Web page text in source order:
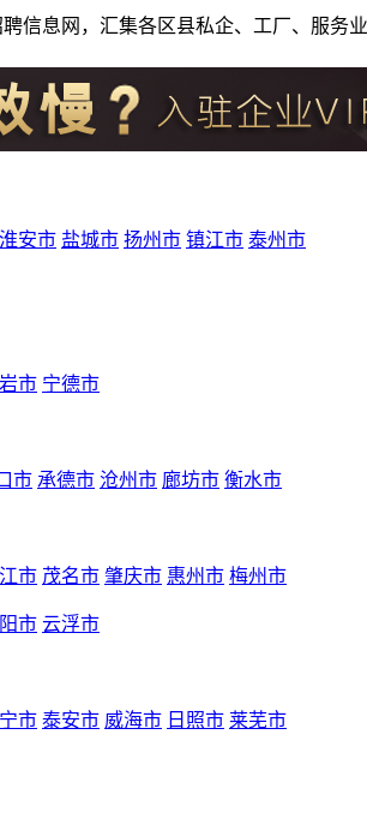
信息网，汇集各区县私企、工厂、服
淮安市 盐城市 扬州市 镇江市 泰州市
市 宁德市
市 承德市 沧州市 廊坊市 衡水市
市 茂名市 肇庆市 惠州市 梅州市
市 云浮市
市 泰安市 威海市 日照市 莱芜市